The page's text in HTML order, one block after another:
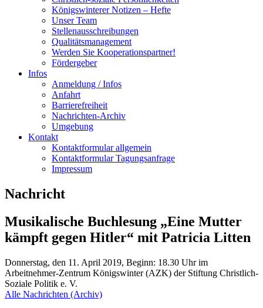
Königswinterer Notizen – Hefte
Unser Team
Stellenausschreibungen
Qualitätsmanagement
Werden Sie Kooperationspartner!
Fördergeber
Infos
Anmeldung / Infos
Anfahrt
Barrierefreiheit
Nachrichten-Archiv
Umgebung
Kontakt
Kontaktformular allgemein
Kontaktformular Tagungsanfrage
Impressum
Nachricht
Musikalische Buchlesung „Eine Mutter
kämpft gegen Hitler“ mit Patricia Litten
Donnerstag, den 11. April 2019, Beginn: 18.30 Uhr im
Arbeitnehmer-Zentrum Königswinter (AZK) der Stiftung Christlich-
Soziale Politik e. V.
Alle Nachrichten (Archiv)